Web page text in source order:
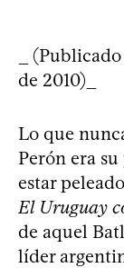
_
de 2010)_
Lo que
Perón era
estar
El Uruguay
de aquel
líder